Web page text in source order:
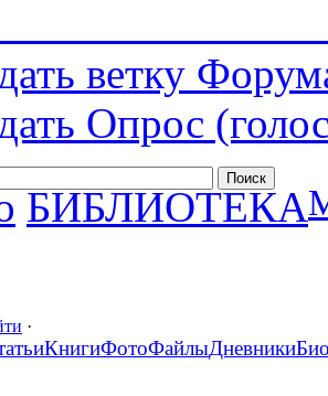
ветку
Опрос
БИБЛИОТЕКА
·
КнигиФотоФайлыДневники